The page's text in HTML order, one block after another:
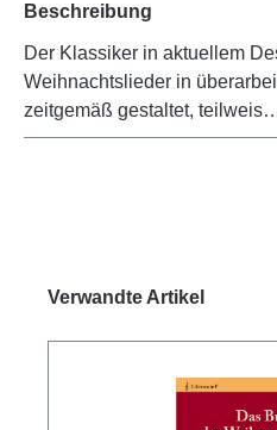
Beschreibung
Der Klassiker in aktuellem
Weihnachtslieder in
zeitgemäß gestaltet,
Produktgalerie überspringen
Verwandte Artikel